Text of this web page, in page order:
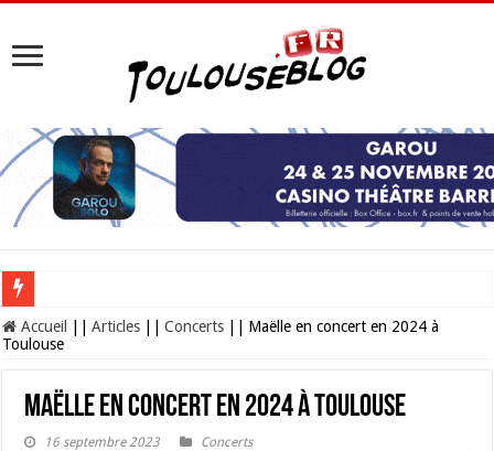
Les Nocturnes de la Cité de l’espace 2026 : l’événement incontournable de
Accueil Articles Concerts
Maëlle en concert en 2024 à
Toulouse
Maëlle en concert en 2024 à Toulouse
16 septembre 2023 Concerts